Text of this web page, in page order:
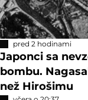
pred 2 hodinami
Japonci sa
bombu.
než Hirošimu